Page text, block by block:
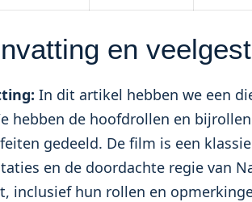
en
In dit artikel hebben we een
hebben de hoofdrollen en
gedeeld. De film is een
en de doordachte regie van
inclusief hun rollen en